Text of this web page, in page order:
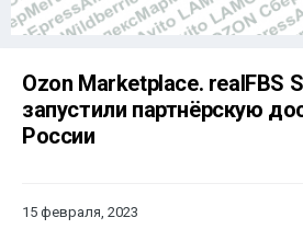
Ozon Marketplace. realFBS
запустили партнёрскую
России
15 февраля, 2023